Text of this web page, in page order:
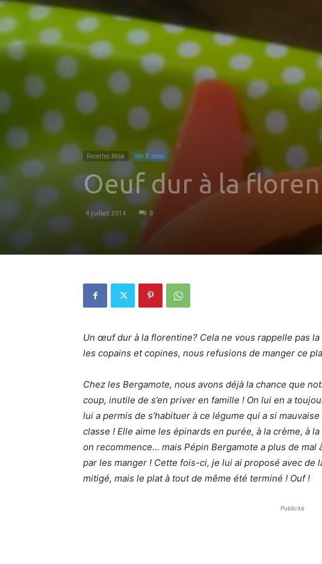
Recettes Bébé dès 8 mois
Oeuf dur à la
4 juillet 2014 8
Un œuf dur à la florentine? Cela ne vous rappelle pas la
les copains et copines, nous refusions de manger ce
Chez les Bergamote, nous avons déjà la chance que
coup, inutile de s’en priver en famille ! On lui en a
lui a permis de s’habituer à ce légume qui a si
classe ! Elle aime les épinards en purée, à la crème, à
on recommence… mais Pépin Bergamote a plus de mal
par les manger ! Cette fois-ci, je lui ai proposé avec
mitigé, mais le plat à tout de même été terminé ! Ouf !
Publicité